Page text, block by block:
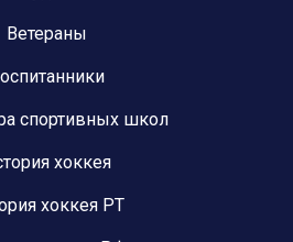
Ветераны
спортивных школ
хоккея
хоккея РТ